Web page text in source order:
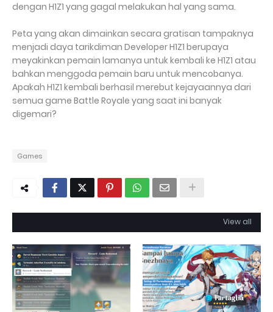
dengan H1Z1 yang gagal melakukan hal yang sama.
Peta yang akan dimainkan secara gratisan tampaknya
menjadi daya tarikdiman Developer H1Z1 berupaya
meyakinkan pemain lamanya untuk kembali ke H1Z1 atau
bahkan menggoda pemain baru untuk mencobanya.
Apakah H1Z1 kembali berhasil merebut kejayaannya dari
semua game Battle Royale yang saat ini banyak
digemari?
Games
View all